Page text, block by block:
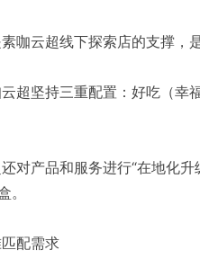
咖云超线下探索店的支撑，
超坚持三重配置：好吃（幸
对产品和服务进行“在地化
。
配需求